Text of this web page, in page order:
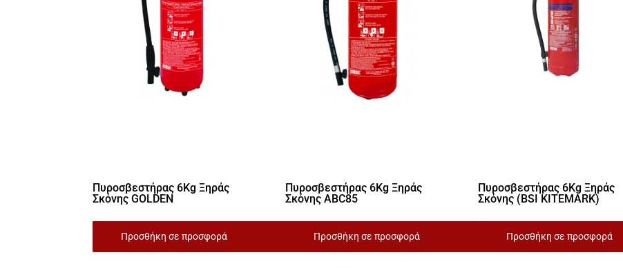
Πυροσβεστήρας 6Kg Ξηράς
Σκόνης GOLDEN
Προσθήκη σε προσφορά
Πυροσβεστήρας 6Kg Ξηράς
Σκόνης ABC85
Προσθήκη σε προσφορά
Πυροσβεστήρας 6Kg Ξηράς
Σκόνης (BSI KITEMARK)
Προσθήκη σε προσφορά